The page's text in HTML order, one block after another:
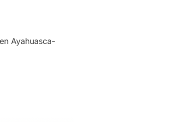
Ayahuasca-